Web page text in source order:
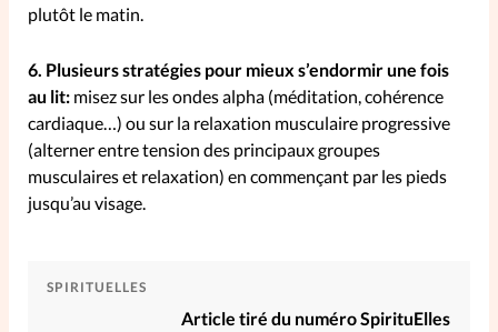
La rédaction
Mon compte
Nous contacter
plutôt le matin.
6. Plusieurs stratégies pour mieux s’endormir une fois
au lit: misez sur les ondes alpha (méditation, cohérence
cardiaque…) ou sur la relaxation musculaire progressive
(alterner entre tension des principaux groupes
musculaires et relaxation) en commençant par les pieds
jusqu’au visage.
SPIRITUELLES
Article tiré du numéro SpirituElles